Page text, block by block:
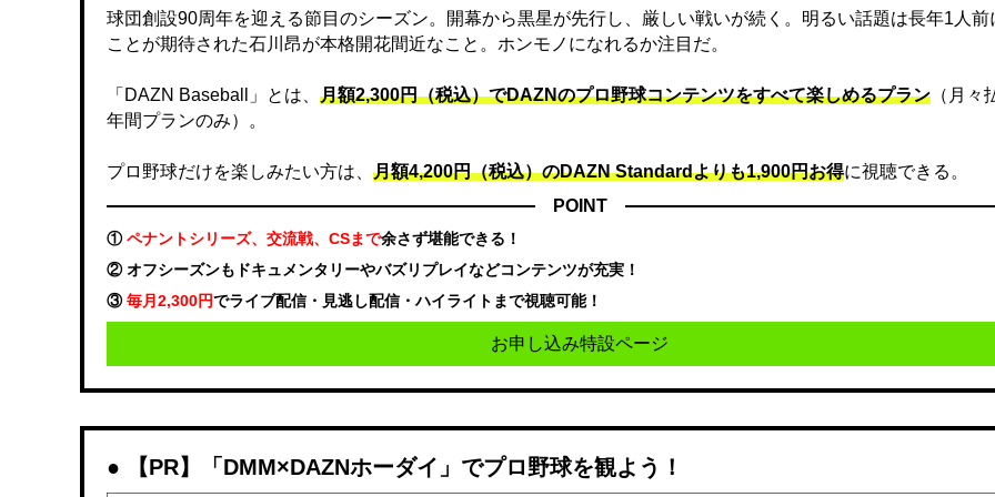
球団創設90周年を迎える節目のシーズン。開幕から黒星が先行し、厳しい戦いが続く。明るい話題は長年1人前
ことが期待された石川昂が本格開花間近なこと。ホンモノになれるか注目だ。
「DAZN Baseball」とは、 月額2,300円（税込）でDAZNのプロ野球コンテンツをすべて楽しめるプラン （月々
年間プランのみ）。
プロ野球だけを楽しみたい方は、 月額4,200円（税込）のDAZN Standard​よりも1,900円お得に視聴できる。
POINT
①ペナントシリーズ、交流戦、CSまで余さず堪能できる！
② オフシーズンもドキュメンタリーやバズリプレイなどコンテンツが充実！
③毎月2,300円でライブ配信・見逃し配信・ハイライトまで視聴可能！
お申し込み特設ページ
【PR】「DMM×DAZNホーダイ」でプロ野球を観よう！